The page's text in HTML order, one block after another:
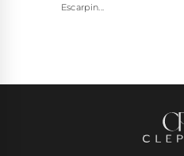
Escarpin...